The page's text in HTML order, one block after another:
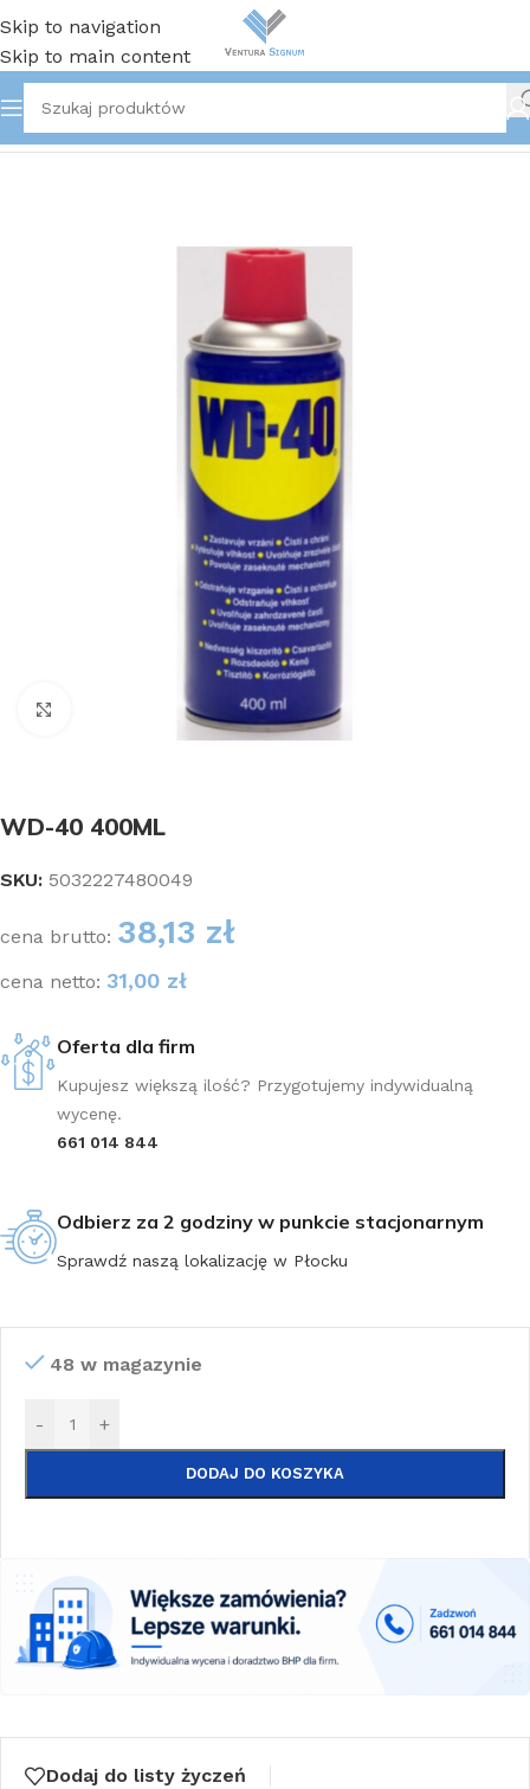
Skip to navigation
Skip to main content
Strona główna
Kliknij aby powiększyć
WD-40 400ML
SKU: 5032227480049
cena brutto: 38,13 zł
cena netto: 31,00 zł
Oferta dla firm
Kupujesz większą ilość? Przygotujemy indywidualną
wycenę.
661 014 844
Odbierz za 2 godziny w punkcie stacjonarnym
Sprawdź naszą lokalizację w Płocku
48 w magazynie
- +
DODAJ DO KOSZYKA
Dodaj do listy życzeń